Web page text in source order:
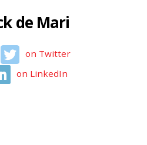
de Mari
on Twitter
on LinkedIn